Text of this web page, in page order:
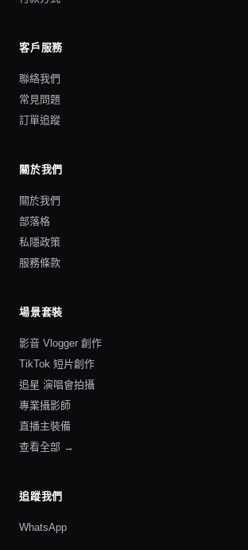
客戶服務
聯絡我們
常見問題
訂單追蹤
關於我們
關於我們
部落格
私隱政策
服務條款
場景套裝
影音 Vlogger 創作
TikTok 短片創作
追星 演唱會拍攝
專業攝影師
直播主裝備
查看全部 →
追蹤我們
WhatsApp